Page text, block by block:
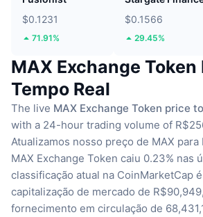
$0.1231
71.91%
$0.1566
29.45%
MAX Exchange Token
Tempo Real
The live MAX Exchange Token price
with a 24-hour trading volume of
Atualizamos nosso preço de MAX para
MAX Exchange Token caiu 0.23% nas
classificação atual na CoinMarketCap
capitalização de mercado de
fornecimento em circulação de